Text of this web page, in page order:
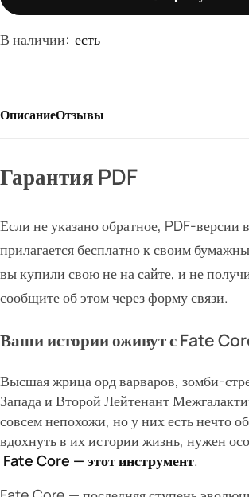
В наличии: есть
ОписаниеОтзывы
Гарантия PDF
Если не указано обратное, PDF-версии
прилагается бесплатно к своим
вы купили свою не на сайте, и не
сообщите об этом через форму связи.
Ваши истории оживут с Fate
Высшая жрица орд варваров, зомби-
Запада и Второй Лейтенант
совсем непохожи, но у них есть нечто
вдохнуть в их истории жизнь, нужен
Fate Core — этот инструмент.